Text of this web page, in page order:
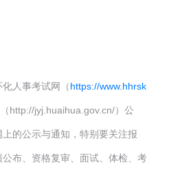
人事考试网（https://www.hhrsk
http://jyj.huaihua.gov.cn/）公
的公示与通知，特别要关注报
布、资格复审、面试、体检、考